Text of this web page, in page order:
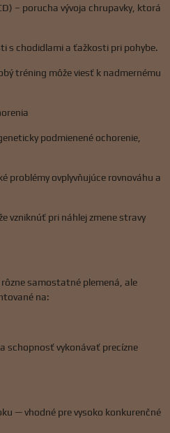
– porucha vývoja chrupavky, ktorá
s chodidlami a ťažkosti pri pohybe.
tréning môže viesť k nadmernému
podmienené ochorenie,
problémy ovplyvňujúce rovnováhu a
vzniknúť pri náhlej zmene stravy
samostatné plemená, ale
na:
schopnosť vykonávať precízne
— vhodné pre vysoko konkurenčné